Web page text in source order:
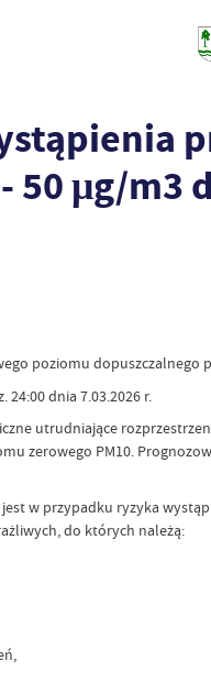
μg/m3
poziomu dopuszczalnego
24:00 dnia 7.03.2026 r.
utrudniające
zerowego PM10.
w przypadku ryzyka
do których należą: